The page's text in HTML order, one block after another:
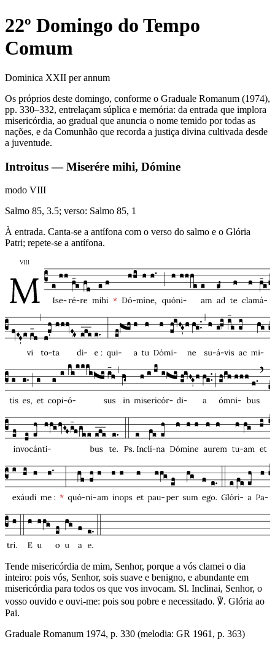
22º Domingo do Tempo
Comum
Dominica XXII per annum
Os próprios deste domingo, conforme o Graduale Romanum (1974),
pp. 330–332, entrelaçam súplica e memória: da entrada que implora
misericórdia, ao gradual que anuncia o nome temido por todas as
nações, e da Comunhão que recorda a justiça divina cultivada desde
a juventude.
Introitus — Miserére mihi, Dómine
modo VIII
Salmo 85, 3.5; verso: Salmo 85, 1
À entrada. Canta-se a antífona com o verso do salmo e o Glória
Patri; repete-se a antífona.
Tende misericórdia de mim, Senhor, porque a vós clamei o dia
inteiro: pois vós, Senhor, sois suave e benigno, e abundante em
misericórdia para todos os que vos invocam. Sl. Inclinai, Senhor, o
vosso ouvido e ouvi-me: pois sou pobre e necessitado. ℣. Glória ao
Pai.
Graduale Romanum 1974, p. 330 (melodia: GR 1961, p. 363)